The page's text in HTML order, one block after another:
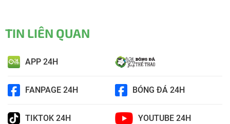
TIN LIÊN QUAN
APP 24H
FANPAGE 24H BÓNG ĐÁ 24H
TIKTOK 24H YOUTUBE 24H